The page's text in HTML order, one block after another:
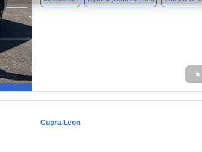
★
Cupra Leon